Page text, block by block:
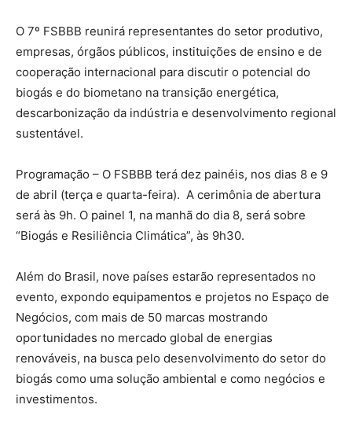
O 7º FSBBB reunirá representantes do setor produtivo,
empresas, órgãos públicos, instituições de ensino e de
cooperação internacional para discutir o potencial do
biogás e do biometano na transição energética,
descarbonização da indústria e desenvolvimento regional
sustentável.
Programação – O FSBBB terá dez painéis, nos dias 8 e 9
de abril (terça e quarta-feira). A cerimônia de abertura
será às 9h. O painel 1, na manhã do dia 8, será sobre
“Biogás e Resiliência Climática”, às 9h30.
Além do Brasil, nove países estarão representados no
evento, expondo equipamentos e projetos no Espaço de
Negócios, com mais de 50 marcas mostrando
oportunidades no mercado global de energias
renováveis, na busca pelo desenvolvimento do setor do
biogás como uma solução ambiental e como negócios e
investimentos.